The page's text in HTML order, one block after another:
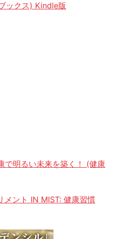
ックス) Kindle版
で明るい未来を築く！ (健康
メント IN MIST: 健康習慣